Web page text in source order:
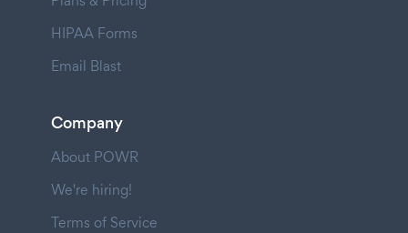
HIPAA Forms
Email Blast
Company
About POWR
We're hiring!
Terms of Service